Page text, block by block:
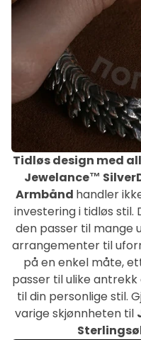
Tidløs design med
Jewelance™
Armbånd handler
investering i tidløs stil.
den passer til mange
arrangementer til
på en enkel måte,
passer til ulike
til din personlige stil.
varige skjønnheten til